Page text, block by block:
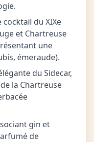
du XIXe
et Chartreuse
une
émeraude).
du Sidecar,
la Chartreuse
gin et
de